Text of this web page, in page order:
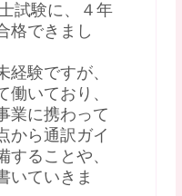
試験に、４年
格できまし
経験ですが、
働いており、
業に携わって
から通訳ガイ
することや、
いていきま